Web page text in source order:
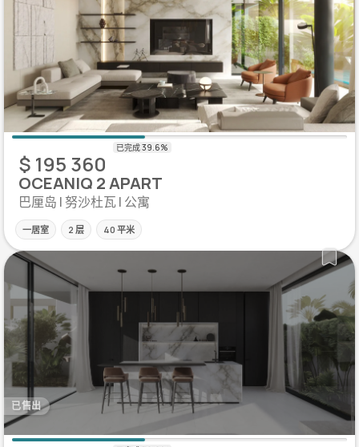
$ 195 360
OCEANIQ 2 APART
巴厘岛 | 努沙杜瓦 | 公寓
一居室 2 层 40 平米
已售出